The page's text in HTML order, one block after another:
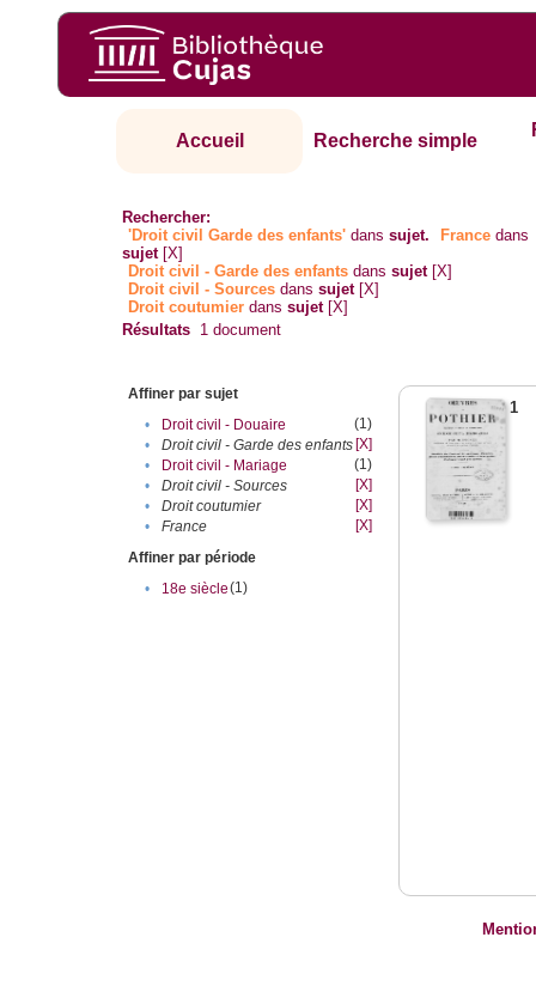
Accueil Recherche simple
Rechercher:
'Droit civil Garde des enfants' danssujet. France dans
sujet [X]
Droit civil - Garde des enfants danssujet [X]
Droit civil - Sources danssujet [X]
Droit coutumier danssujet [X]
Résultats 1 document
Affiner par sujet
•
Droit civil - Douaire
(1)
•
Droit civil - Garde des enfants [X]
•
Droit civil - Mariage
(1)
•
Droit civil - Sources
[X]
•
Droit coutumier
[X]
•
France
[X]
Affiner par période
•
18e siècle(1)
1